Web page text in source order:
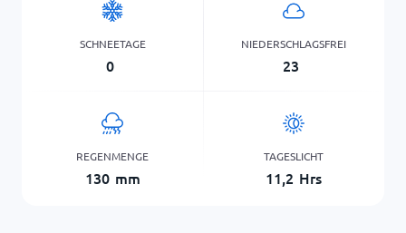
SCHNEETAGE
0
NIEDERSCHLAGSFREI
23
REGENMENGE
130 mm
TAGESLICHT
11,2 Hrs